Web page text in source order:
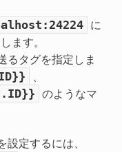
に
ます。
るタグを指定しま
のようなマ
設定するには、